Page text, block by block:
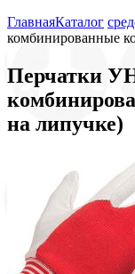
ГлавнаяКаталог
комбинированные
Перчатки
на липучке)